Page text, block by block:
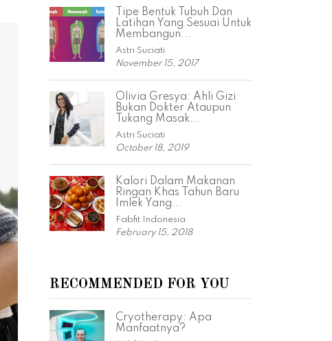
Tipe Bentuk Tubuh Dan
Latihan Yang Sesuai Untuk
Membangun...
Astri Suciati
November 15, 2017
Olivia Gresya: Ahli Gizi
Bukan Dokter Ataupun
Tukang Masak...
Astri Suciati
October 18, 2019
Kalori Dalam Makanan
Ringan Khas Tahun Baru
Imlek Yang...
Fabfit Indonesia
February 15, 2018
RECOMMENDED FOR YOU
Cryotherapy: Apa
Manfaatnya?